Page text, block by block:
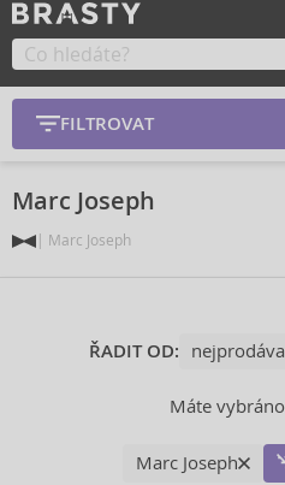
FILTROVAT
Marc Joseph
Marc Joseph
ŘADIT OD:
Máte vybráno
Marc Joseph